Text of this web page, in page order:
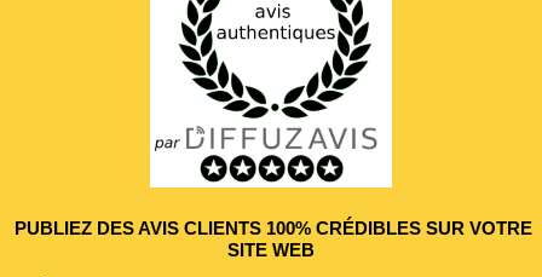
PUBLIEZ DES AVIS CLIENTS 100% CRÉDIBLES SUR VOTRE
SITE WEB